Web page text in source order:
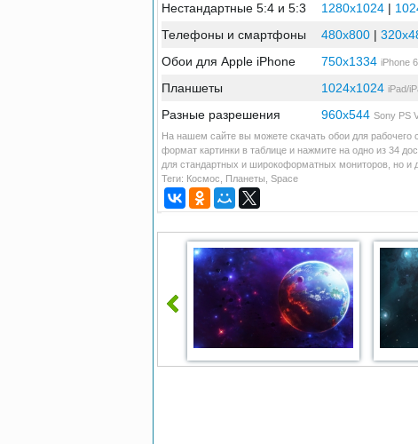
Нестандартные 5:4 и 5:3
1280x1024 |
Телефоны и смартфоны
480x800 |
Обои для Apple iPhone
750x1334 iPhone 6
Планшеты 1024x1024 iPad/
Разные разрешения 960x544 Sony PS
На нашем сайте вы можете скачать обои для рабочего
формат картинки в таблице и нажмите на одно из 34
для стандартных и широкоформатных мониторов, но и
Теги: Космос Планеты Space